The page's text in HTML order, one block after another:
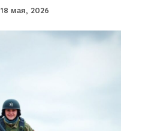
18 мая, 2026